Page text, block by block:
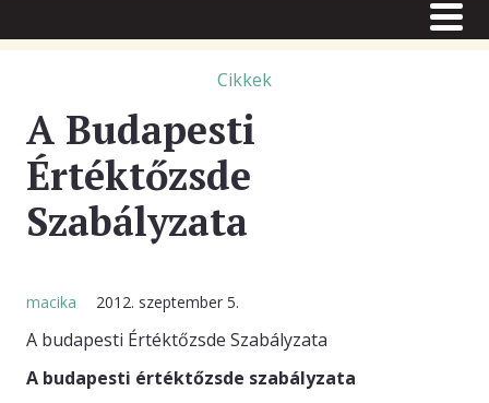
TŐZSDE FÓRUM
TUDÁSTÁR
RSS OLVASÓ
ELŐFIZETÉS
KAPCSOLAT
Cikkek
A Budapesti
Értéktőzsde
Szabályzata
macika 2012. szeptember 5.
A budapesti Értéktőzsde Szabályzata
A budapesti értéktőzsde szabályzata